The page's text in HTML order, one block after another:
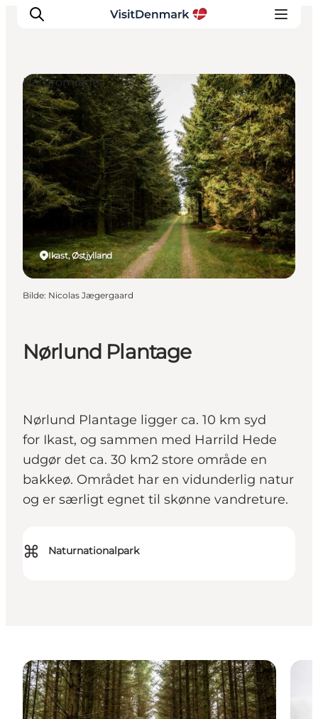
Inspirasjon
Reisemål
Aktiviteter
Overnatting
Planlegg reisen
Nørlund Plantage
Nørlund Plantage ligger ca. 10 km syd
for Ikast, og sammen med Harrild Hede
udgør det ca. 30 km2 store område en
bakkeø. Området har en vidunderlig natur
og er særligt egnet til skønne vandreture.
⌘ Naturnationalpark
Ikast, Østjylland
Naturområder
Bilde: Nicolas Jægergaard